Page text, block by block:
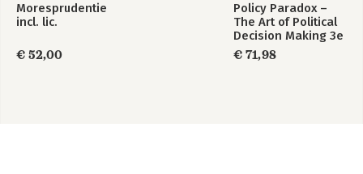
Moresprudentie
incl. lic.
€ 52,00
Policy Paradox –
The Art of Political
Decision Making 3e
€ 71,98